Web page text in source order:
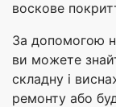
воскове
За допомогою
ви можете
складну і
ремонту або